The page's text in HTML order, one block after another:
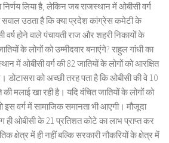
लिया है, लेकिन जब राजस्थान में ओबीसी वर्ग
सवाल उठता है कि क्या प्रदेश कांग्रेस कमेटी के
वर्ष होने वाले पंचायती राज और शहरी निकायों के
के लोगों को उम्मीदवार बनाएंगे? राहुल गांधी का
में ओबीसी वर्ग की 82 जातियों के लोगों को आरक्षित
डोटासरा को अच्छी तरह पता है कि ओबीसी की वे 10
की मलाई खा रही है। यदि वंचित जातियों के लोगों को
इस वर्ग में सामाजिक समानता भी आएगी। मौजूदा
ही ओबीसी के 21 प्रतिशत कोटे का लाभ प्राप्त कर
क्षेत्र में ही नहीं बल्कि सरकारी नौकरियों के क्षेत्र में